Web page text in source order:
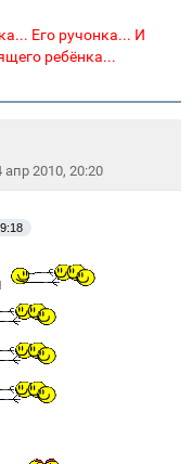
Его ручонка... И
ребёнка...
апр 2010, 20:20